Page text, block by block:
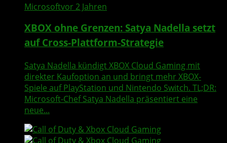
Microsoftvor 2 Jahren
XBOX ohne Grenzen: Satya Nadella setzt
auf Cross-Plattform-Strategie
Satya Nadella kündigt XBOX Cloud Gaming mit
direkter Kaufoption an und bringt mehr XBOX-
Spiele auf PlayStation und Nintendo Switch. TL;DR:
Microsoft-Chef Satya Nadella präsentiert eine
neue...